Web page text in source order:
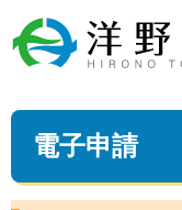
電子申請